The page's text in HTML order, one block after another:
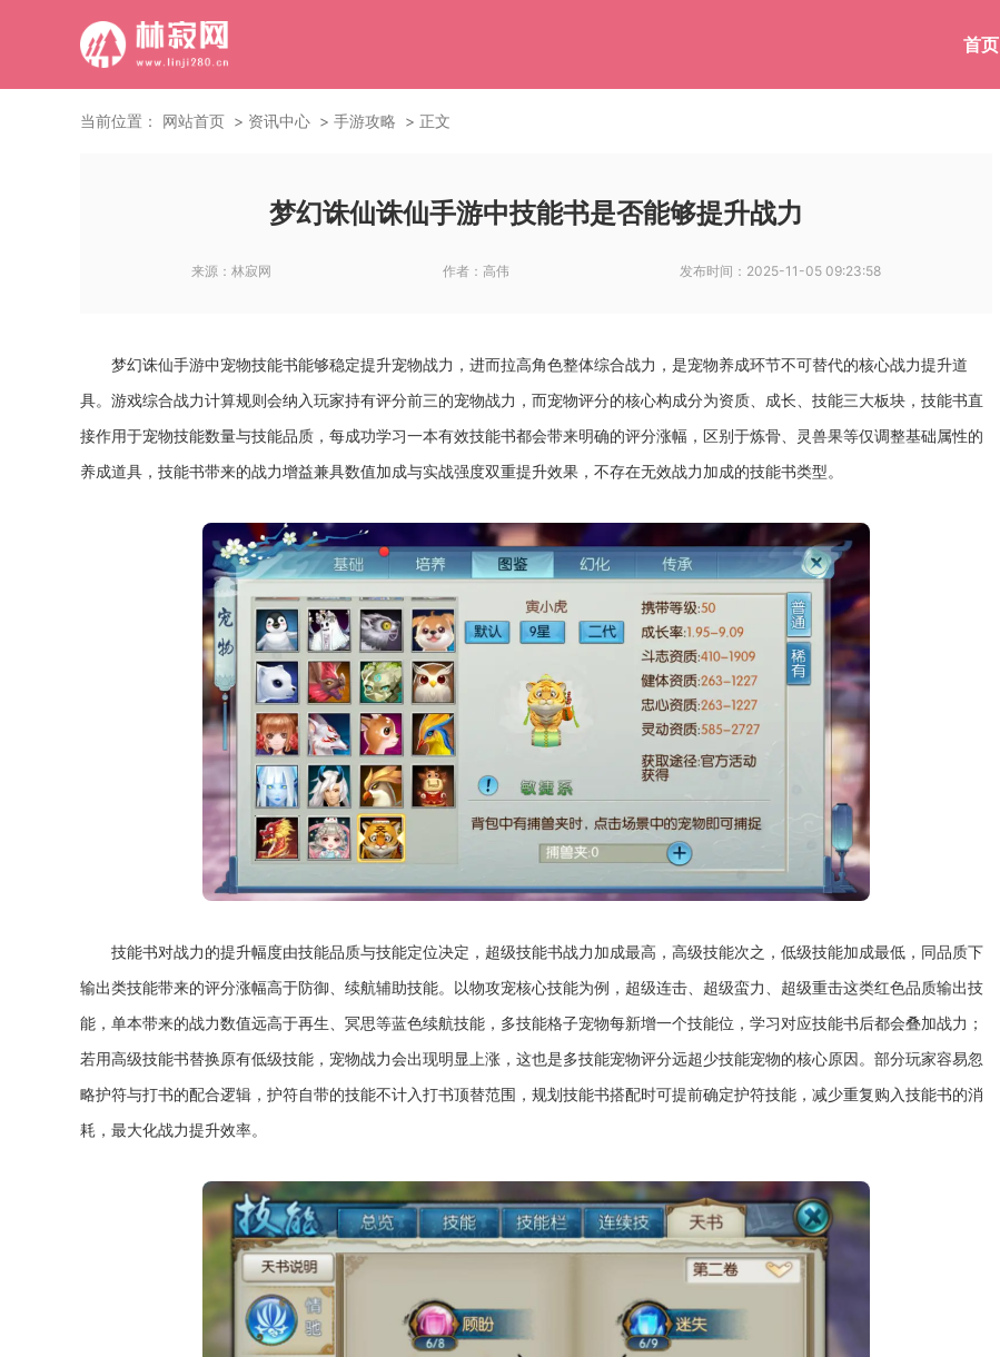
首页
当前位置： 网站首页 资讯中心 手游攻略 正文
梦幻诛仙诛仙手游中技能书是否能够提升战力
来源： 林寂网 作者： 高伟 发布时间： 2025-11-05 09:23:58
梦幻诛仙手游中宠物技能书能够稳定提升宠物战力，进而拉高角色整体综合战力，是宠物养成环节不可替代的核心战力提升道
具。游戏综合战力计算规则会纳入玩家持有评分前三的宠物战力，而宠物评分的核心构成分为资质、成长、技能三大板块，技能书直
接作用于宠物技能数量与技能品质，每成功学习一本有效技能书都会带来明确的评分涨幅，区别于炼骨、灵兽果等仅调整基础属性的
养成道具，技能书带来的战力增益兼具数值加成与实战强度双重提升效果，不存在无效战力加成的技能书类型。
技能书对战力的提升幅度由技能品质与技能定位决定，超级技能书战力加成最高，高级技能次之，低级技能加成最低，同品质下
输出类技能带来的评分涨幅高于防御、续航辅助技能。以物攻宠核心技能为例，超级连击、超级蛮力、超级重击这类红色品质输出技
能，单本带来的战力数值远高于再生、冥思等蓝色续航技能，多技能格子宠物每新增一个技能位，学习对应技能书后都会叠加战力；
若用高级技能书替换原有低级技能，宠物战力会出现明显上涨，这也是多技能宠物评分远超少技能宠物的核心原因。部分玩家容易忽
略护符与打书的配合逻辑，护符自带的技能不计入打书顶替范围，规划技能书搭配时可提前确定护符技能，减少重复购入技能书的消
耗，最大化战力提升效率。